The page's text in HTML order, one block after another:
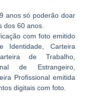
anossó poderão doar
dos 60 anos
com foto emitido
Identidade, Carteira
de Trabalho,
de Estrangeiro,
Profissional emitida
digitais com foto.